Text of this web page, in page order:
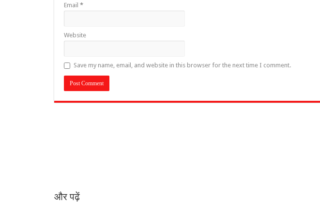
Email *
Website
Save my name, email, and website in this browser for the next time I comment.
और पढ़ें